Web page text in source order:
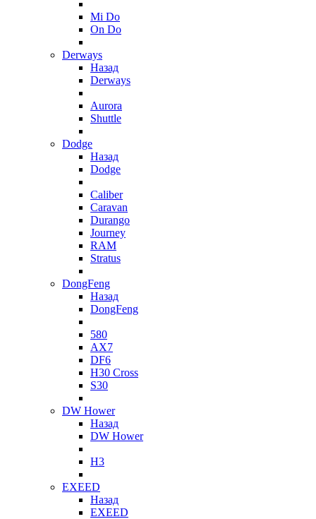
Mi Do
On Do
Derways
Назад
Derways
Aurora
Shuttle
Dodge
Назад
Dodge
Caliber
Caravan
Durango
Journey
RAM
Stratus
DongFeng
Назад
DongFeng
580
AX7
DF6
H30 Cross
S30
DW Hower
Назад
DW Hower
H3
EXEED
Назад
EXEED